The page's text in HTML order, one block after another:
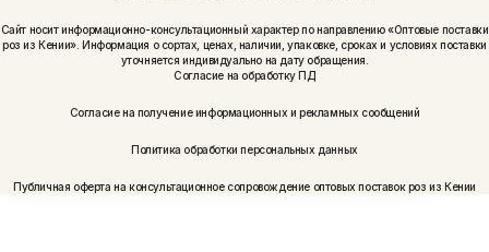
Сайт носит информационно-консультационный характер по направлению «Оптовые поставки
роз из Кении». Информация о сортах, ценах, наличии, упаковке, сроках и условиях поставки
уточняется индивидуально на дату обращения.
Согласие на обработку ПД
Согласие на получение информационных и рекламных сообщений
Политика обработки персональных данных
Публичная оферта на консультационное сопровождение оптовых поставок роз из Кении